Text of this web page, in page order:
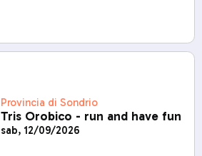
Provincia di Sondrio
Tris Orobico - run and have fun
sab, 12/09/2026